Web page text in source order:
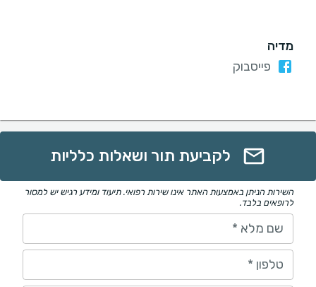
מדיה
פייסבוק
לקביעת תור ושאלות כלליות
השירות הניתן באמצעות האתר אינו שירות רפואי. תיעוד ומידע רגיש יש למסור
לרופאים בלבד.
שם מלא *
טלפון *